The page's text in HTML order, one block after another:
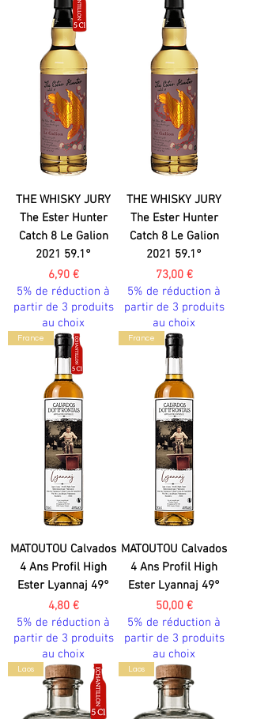
THE WHISKY JURY
The Ester Hunter
Catch 8 Le Galion
2021 59.1°
Prix
6,90 €
5% de réduction à
partir de 3 produits
au choix
THE WHISKY JURY
The Ester Hunter
Catch 8 Le Galion
2021 59.1°
Prix
73,00 €
5% de réduction à
partir de 3 produits
au choix
France
MATOUTOU Calvados
4 Ans Profil High
Ester Lyannaj 49°
Prix
4,80 €
5% de réduction à
partir de 3 produits
au choix
France
MATOUTOU Calvados
4 Ans Profil High
Ester Lyannaj 49°
Prix
50,00 €
5% de réduction à
partir de 3 produits
au choix
Laos Laos